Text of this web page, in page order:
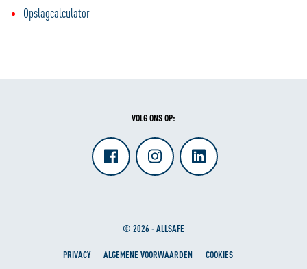
Opslagcalculator
VOLG ONS OP:
© 2026 - ALLSAFE
PRIVACY ALGEMENE VOORWAARDEN COOKIES